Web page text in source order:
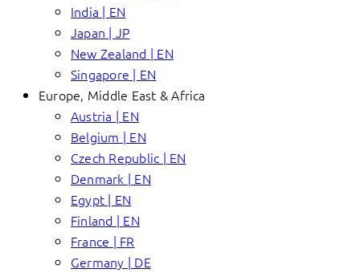
India | EN
Japan | JP
New Zealand | EN
Singapore | EN
Europe, Middle East & Africa
Austria | EN
Belgium | EN
Czech Republic | EN
Denmark | EN
Egypt | EN
Finland | EN
France | FR
Germany | DE